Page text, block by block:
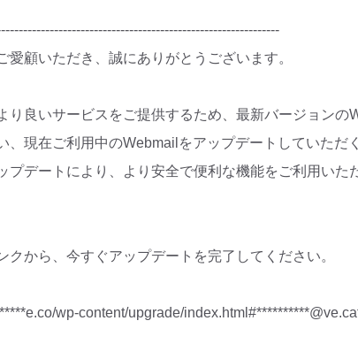
愛顧いただき、誠にありがとうございます。
り良いサービスをご提供するため、最新バージョンの
、現在ご利用中のWebmailをアップデートしていただ
プデートにより、より安全で便利な機能をご利用いた
クから、今すぐアップデートを完了してください。
wp-content/upgrade/